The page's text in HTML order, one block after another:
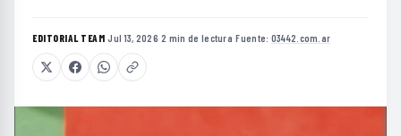
EDITORIAL TEAM·Jul 13, 2026·2 min de lectura·Fuente: 03442.com.ar